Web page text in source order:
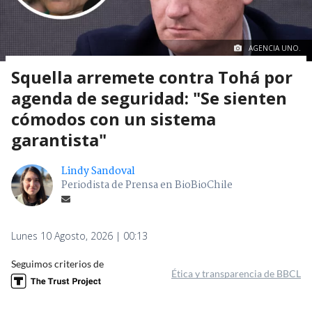
AGENCIA UNO.
Squella arremete contra Tohá por
agenda de seguridad: "Se sienten
cómodos con un sistema
garantista"
Lindy Sandoval
Periodista de Prensa en BioBioChile
Lunes 10 Agosto, 2026 | 00:13
Seguimos criterios de
Ética y transparencia de BBCL